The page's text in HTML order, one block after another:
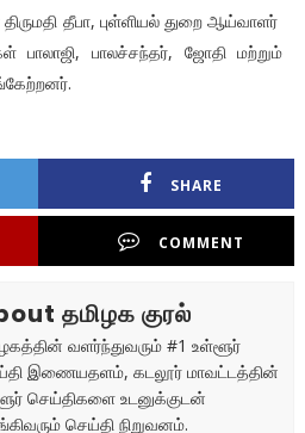
தீபா, புள்ளியல் துறை ஆய்வாளர்
பாலாஜி, பாலச்சந்தர், ஜோதி மற்றும்
SHARE
COMMENT
தமிழக குரல்
வளர்ந்துவரும் #1 உள்ளூர்
இணையதளம், கடலூர் மாவட்டத்தின்
செய்திகளை உடனுக்குடன்
செய்தி நிறுவனம்.